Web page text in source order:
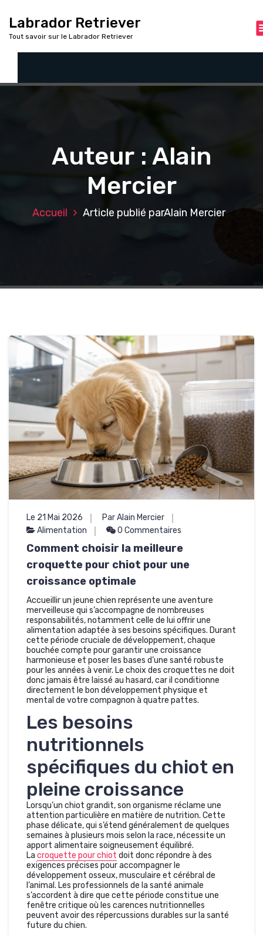
u
Labrador Retriever
Tout savoir sur le Labrador Retriever
Auteur : Alain
Mercier
Accueil Article publié parAlain Mercier
Le 21 Mai 2026
Par Alain Mercier
Alimentation
0 Commentaires
Comment choisir la meilleure
croquette pour chiot pour une
croissance optimale
Accueillir un jeune chien représente une aventure
merveilleuse qui s’accompagne de nombreuses
responsabilités, notamment celle de lui offrir une
alimentation adaptée à ses besoins spécifiques. Durant
cette période cruciale de développement, chaque
bouchée compte pour garantir une croissance
harmonieuse et poser les bases d’une santé robuste
pour les années à venir. Le choix des croquettes ne doit
donc jamais être laissé au hasard, car il conditionne
directement le bon développement physique et
mental de votre compagnon à quatre pattes.
Les besoins
nutritionnels
spécifiques du chiot en
pleine croissance
Lorsqu’un chiot grandit, son organisme réclame une
attention particulière en matière de nutrition. Cette
phase délicate, qui s’étend généralement de quelques
semaines à plusieurs mois selon la race, nécessite un
apport alimentaire soigneusement équilibré.
La croquette pour chiot doit donc répondre à des
exigences précises pour accompagner le
développement osseux, musculaire et cérébral de
l’animal. Les professionnels de la santé animale
s’accordent à dire que cette période constitue une
fenêtre critique où les carences nutritionnelles
peuvent avoir des répercussions durables sur la santé
future du chien.